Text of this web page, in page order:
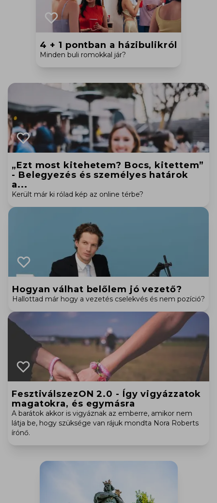
4 + 1 pontban a házibulikról
Minden buli romokkal jár?
„Ezt most kitehetem? Bocs, kitettem”
- Belegyezés és személyes határok
a...
Került már ki rólad kép az online térbe?
Hogyan válhat belőlem jó vezető?
Hallottad már hogy a vezetés cselekvés és nem pozíció?
FesztiválszezON 2.0 - Így vigyázzatok
magatokra, és egymásra
A barátok akkor is vigyáznak az emberre, amikor nem
látja be, hogy szüksége van rájuk mondta Nora Roberts
írónő.